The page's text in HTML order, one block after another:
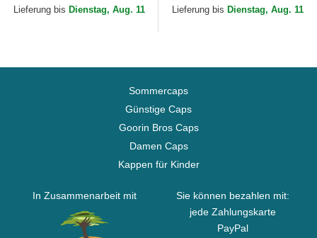
Chicago White Sox MLB von
Lieferung bis Dienstag, Aug. 11
Pittsburgh Pirates MLB von
Lieferung bis Dienstag, Aug. 11
Sommercaps
Günstige Caps
Goorin Bros Caps
Damen Caps
Kappen für Kinder
In Zusammenarbeit mit
Sie können bezahlen mit:
jede Zahlungskarte
PayPal